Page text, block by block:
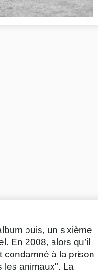
puis, un sixième
En 2008, alors qu’il
condamné à la prison
les animaux". La